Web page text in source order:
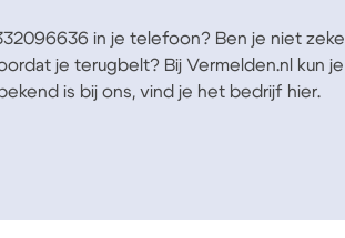
in je telefoon? Ben je niet
je terugbelt? Bij Vermelden.nl kun
is bij ons, vind je het bedrijf hier.